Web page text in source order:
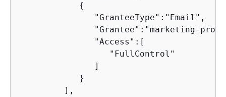
{
               "GranteeType":"Email",
"Grantee":"marketing-
               "Access":[
                  "FullControl"
               ]
            }
         ],